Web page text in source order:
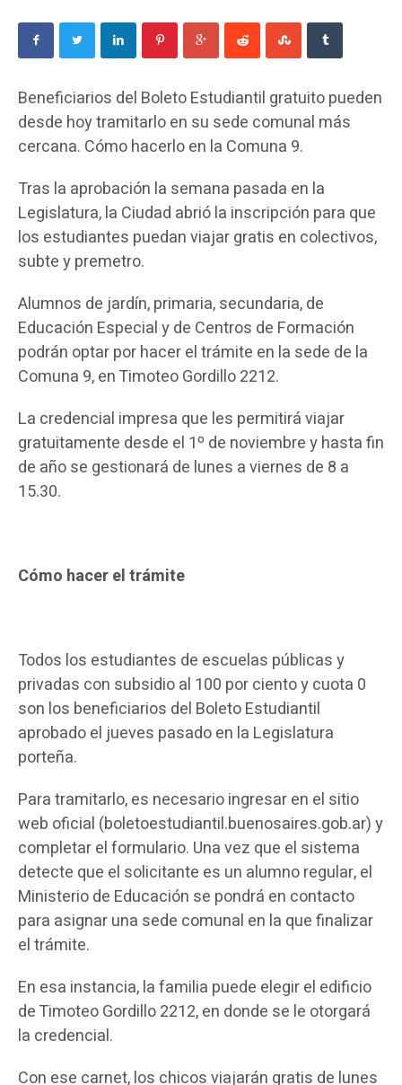
Beneficiarios del Boleto Estudiantil gratuito pueden
desde hoy tramitarlo en su sede comunal más
cercana. Cómo hacerlo en la Comuna 9.
Tras la aprobación la semana pasada en la
Legislatura, la Ciudad abrió la inscripción para que
los estudiantes puedan viajar gratis en colectivos,
subte y premetro.
Alumnos de jardín, primaria, secundaria, de
Educación Especial y de Centros de Formación
podrán optar por hacer el trámite en la sede de la
Comuna 9, en Timoteo Gordillo 2212.
La credencial impresa que les permitirá viajar
gratuitamente desde el 1º de noviembre y hasta fin
de año se gestionará de lunes a viernes de 8 a
15.30.
Cómo hacer el trámite
Todos los estudiantes de escuelas públicas y
privadas con subsidio al 100 por ciento y cuota 0
son los beneficiarios del Boleto Estudiantil
aprobado el jueves pasado en la Legislatura
porteña.
Para tramitarlo, es necesario ingresar en el sitio
web oficial (boletoestudiantil.buenosaires.gob.ar) y
completar el formulario. Una vez que el sistema
detecte que el solicitante es un alumno regular, el
Ministerio de Educación se pondrá en contacto
para asignar una sede comunal en la que finalizar
el trámite.
En esa instancia, la familia puede elegir el edificio
de Timoteo Gordillo 2212, en donde se le otorgará
la credencial.
Con ese carnet, los chicos viajarán gratis de lunes